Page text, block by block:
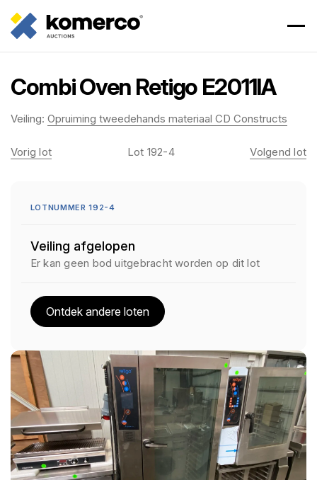
Combi Oven Retigo E2011IA
Veiling: Opruiming tweedehands materiaal CD Constructs
Vorig lot Lot 192-4 Volgend lot
LOTNUMMER 192-4
Veiling afgelopen
Er kan geen bod uitgebracht worden op dit lot
Ontdek andere loten